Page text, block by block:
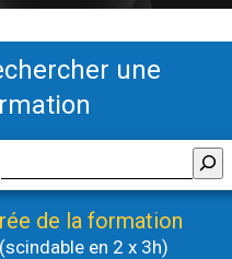
une
de la formation
en 2 x 3h)